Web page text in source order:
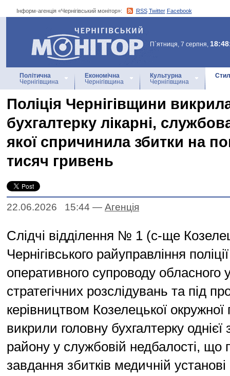
Інформ-агенція «Чернігівський монітор»: RSS Twitter Facebook
Інформ-агенція
«Чернігівський монітор»
П`ятниця, 7 серпня,
Політична
Чернігівщина
Економічна
Чернігівщина
Культурна
Чернігівщина
Поліція Чернігівщини
бухгалтерку лікарні,
якої спричинила збитки на
тисяч гривень
22.06.2026 15:44 — Агенцiя
Слідчі відділення № 1 (с-ще
Чернігівського райуправління
оперативного супроводу обласного
стратегічних розслідувань та під
керівництвом Козелецької окружної
викрили головну бухгалтерку однієї
району у службовій недбалості, що
завдання збитків медичній